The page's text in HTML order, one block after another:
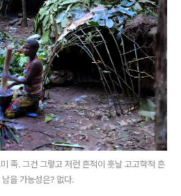
족. 그건 그렇고 저런 흔적이 훗날 고고학적 흔
을 가능성은? 없다.